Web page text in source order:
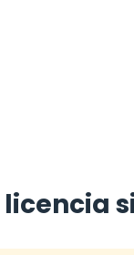
licencia